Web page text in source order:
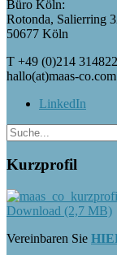
Büro Köln:
Rotonda, Salierring
50677 Köln
T +49 (0)214
hallo(at)maas-co.com
LinkedIn
Kurzprofil
Download (2,7 MB)
Vereinbaren Sie